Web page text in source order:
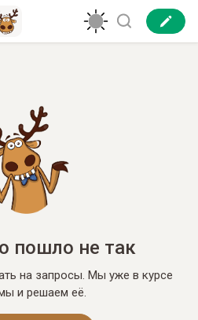
пошло не так
на запросы. Мы уже в курсе
и решаем её.